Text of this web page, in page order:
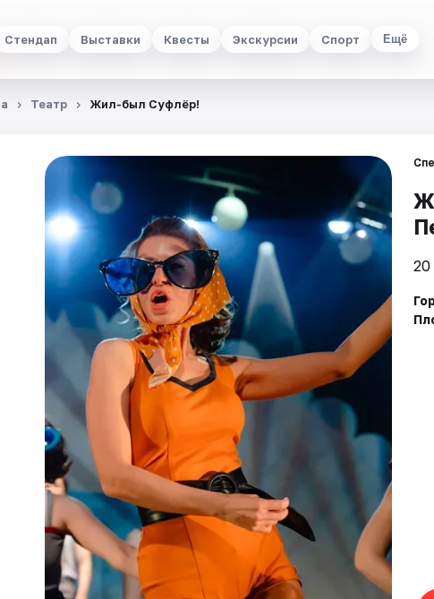
Стендап Выставки Квесты Экскурсии Спорт Ещё
Театр Жил-был Суфлёр!
20